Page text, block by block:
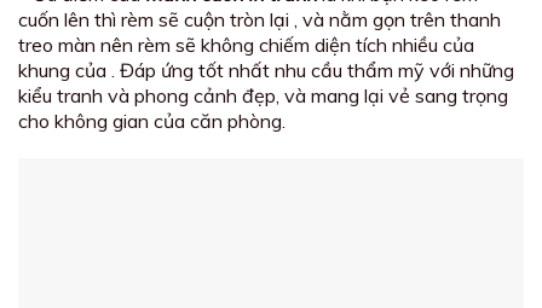
cuốn lên thì rèm sẽ cuộn tròn lại , và nằm gọn trên thanh
treo màn nên rèm sẽ không chiếm diện tích nhiều của
khung của . Đáp ứng tốt nhất nhu cầu thẩm mỹ với những
kiểu tranh và phong cảnh đẹp, và mang lại vẻ sang trọng
cho không gian của căn phòng.